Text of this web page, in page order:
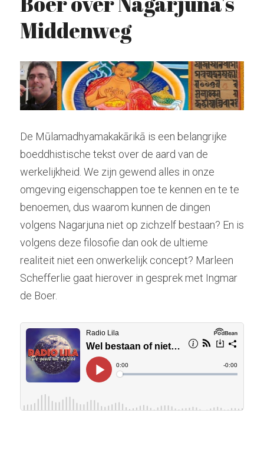
Hindoeïsme
Kashmir Shaivisme
Krishnamurti
Westerse cultuur
Muziek
Theosofie
Stockhausen
Zoeken
Middenweg
De Mūlamadhyamakakārikā is een belangrijke
boeddhistische tekst over de aard van de
werkelijkheid. We zijn gewend alles in onze
omgeving eigenschappen toe te kennen en te te
benoemen, dus waarom kunnen de dingen
volgens Nagarjuna niet op zichzelf bestaan? En is
volgens deze filosofie dan ook de ultieme
realiteit niet een onwerkelijk concept? Marleen
Schefferlie gaat hierover in gesprek met Ingmar
de Boer.